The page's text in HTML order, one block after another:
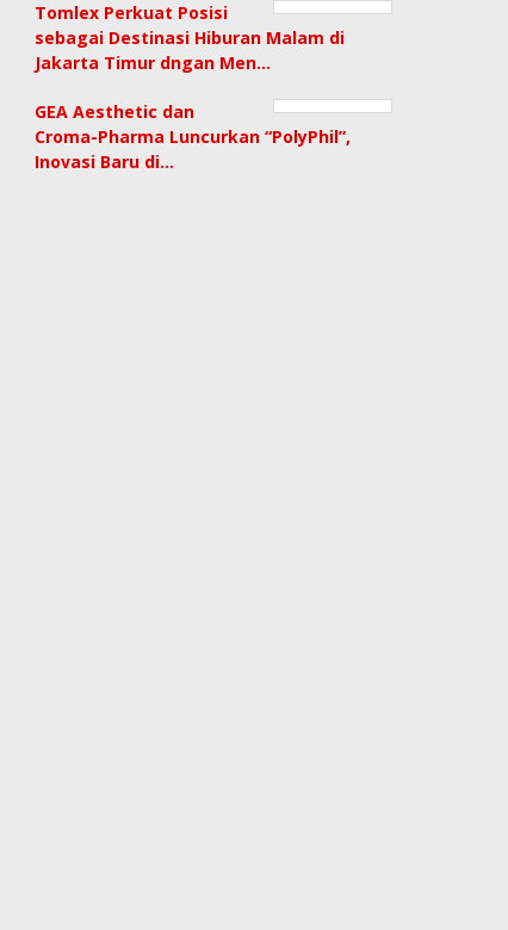
Tomlex Perkuat Posisi
sebagai Destinasi Hiburan Malam di
Jakarta Timur dngan Men…
GEA Aesthetic dan
Croma-Pharma Luncurkan “PolyPhil”,
Inovasi Baru di…